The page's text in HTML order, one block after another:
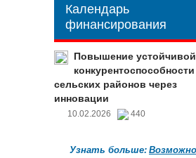
Календарь
финансирования
Повышение устойчивой
конкурентоспособности
сельских районов через
инновации
10.02.2026 440
Узнать больше: